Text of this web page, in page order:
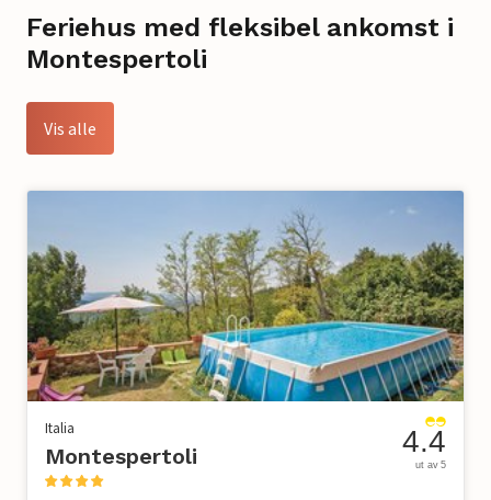
Feriehus med fleksibel ankomst i
Montespertoli
Vis alle
Italia
Montespertoli 4.4
ut av 5